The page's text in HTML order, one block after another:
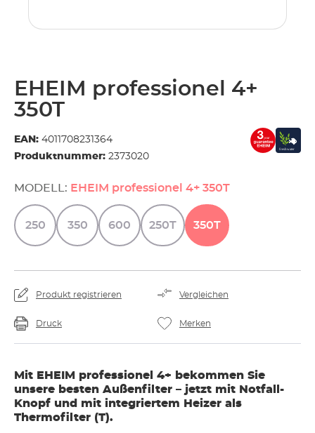
EHEIM professionel 4+
350T
EAN: 4011708231364
Produktnummer: 2373020
MODELL: EHEIM professionel 4+ 350T
250 350 600 250T 350T
Produkt registrieren Vergleichen
Druck Merken
Mit EHEIM professionel 4+ bekommen Sie
unsere besten Außenfilter – jetzt mit Notfall-
Knopf und mit integriertem Heizer als
Thermofilter (T).